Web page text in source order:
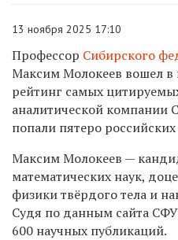
13 ноября 2025 17:10
Профессор Сибирского
Максим Молокеев вошел
рейтинг самых
аналитической компании
попали пятеро
Максим Молокеев —
математических наук,
физики твёрдого тела и
Судя по данным сайта
600 научных публикаций.